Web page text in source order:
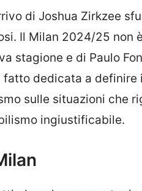
di Joshua Zirkzee
Il Milan 2024/25 non
stagione e di Paulo
fatto dedicata a
sulle situazioni che
ingiustificabile.